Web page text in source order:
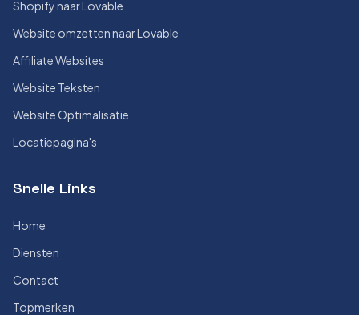
Shopify naar Lovable
Website omzetten naar Lovable
Affiliate Websites
Website Teksten
Website Optimalisatie
Locatiepagina's
Snelle Links
Home
Diensten
Contact
Topmerken